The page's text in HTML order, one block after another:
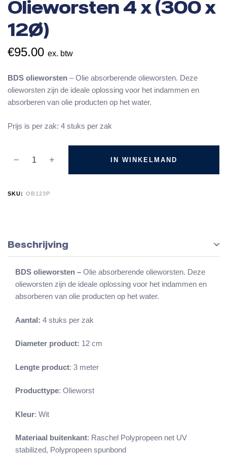
Olieworsten 4 x (300 x
12Ø)
€95.00 ex. btw
BDS olieworsten – Olie absorberende olieworsten. Deze
olieworsten zijn de ideale oplossing voor het indammen en
absorberen van olie producten op het water.
Prijs is per zak: 4 stuks per zak
IN WINKELMAND
SKU: OB123P
Beschrijving
BDS olieworsten – Olie absorberende olieworsten. Deze
olieworsten zijn de ideale oplossing voor het indammen en
absorberen van olie producten op het water.
Aantal: 4 stuks per zak
Diameter product: 12 cm
Lengte product: 3 meter
Producttype: Olieworst
Kleur: Wit
Materiaal buitenkant: Raschel Polypropeen net UV
stabilized, Polypropeen spunbond